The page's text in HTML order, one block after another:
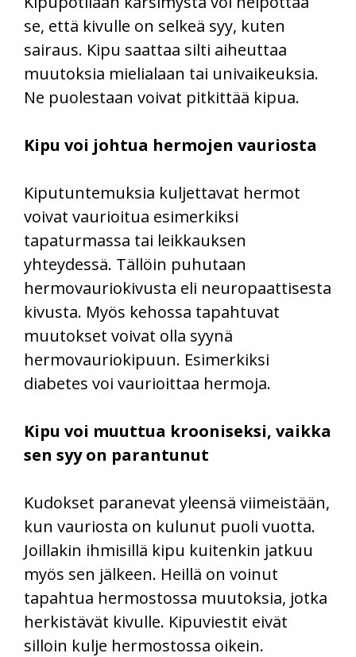
se, että kivulle on selkeä syy, kuten
sairaus. Kipu saattaa silti aiheuttaa
muutoksia mielialaan tai univaikeuksia.
Ne puolestaan voivat pitkittää kipua.
Kipu voi johtua hermojen vauriosta
Kiputuntemuksia kuljettavat hermot
voivat vaurioitua esimerkiksi
tapaturmassa tai leikkauksen
yhteydessä. Tällöin puhutaan
hermovauriokivusta eli neuropaattisesta
kivusta. Myös kehossa tapahtuvat
muutokset voivat olla syynä
hermovauriokipuun. Esimerkiksi
diabetes voi vaurioittaa hermoja.
Kipu voi muuttua krooniseksi, vaikka
sen syy on parantunut
Kudokset paranevat yleensä viimeistään,
kun vauriosta on kulunut puoli vuotta.
Joillakin ihmisillä kipu kuitenkin jatkuu
myös sen jälkeen. Heillä on voinut
tapahtua hermostossa muutoksia, jotka
herkistävät kivulle. Kipuviestit eivät
silloin kulje hermostossa oikein.